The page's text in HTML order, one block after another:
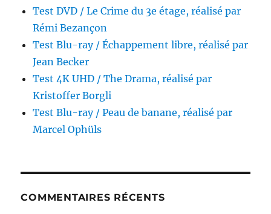
Test DVD / Le Crime du 3e étage, réalisé par
Rémi Bezançon
Test Blu-ray / Échappement libre, réalisé par
Jean Becker
Test 4K UHD / The Drama, réalisé par
Kristoffer Borgli
Test Blu-ray / Peau de banane, réalisé par
Marcel Ophüls
COMMENTAIRES RÉCENTS